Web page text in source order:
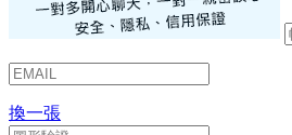
換一張